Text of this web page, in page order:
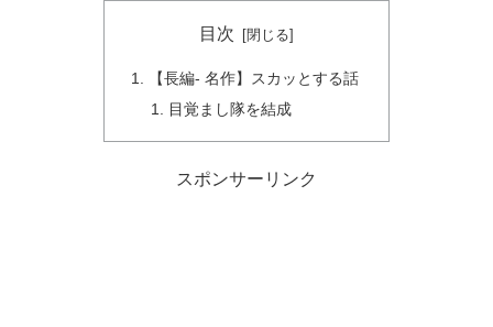
目次
【長編- 名作】スカッとする話
目覚まし隊を結成
スポンサーリンク